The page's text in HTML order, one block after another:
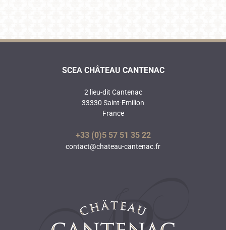
SCEA CHÂTEAU CANTENAC
2 lieu-dit Cantenac
33330 Saint-Emilion
France
+33 (0)5 57 51 35 22
contact@chateau-cantenac.fr